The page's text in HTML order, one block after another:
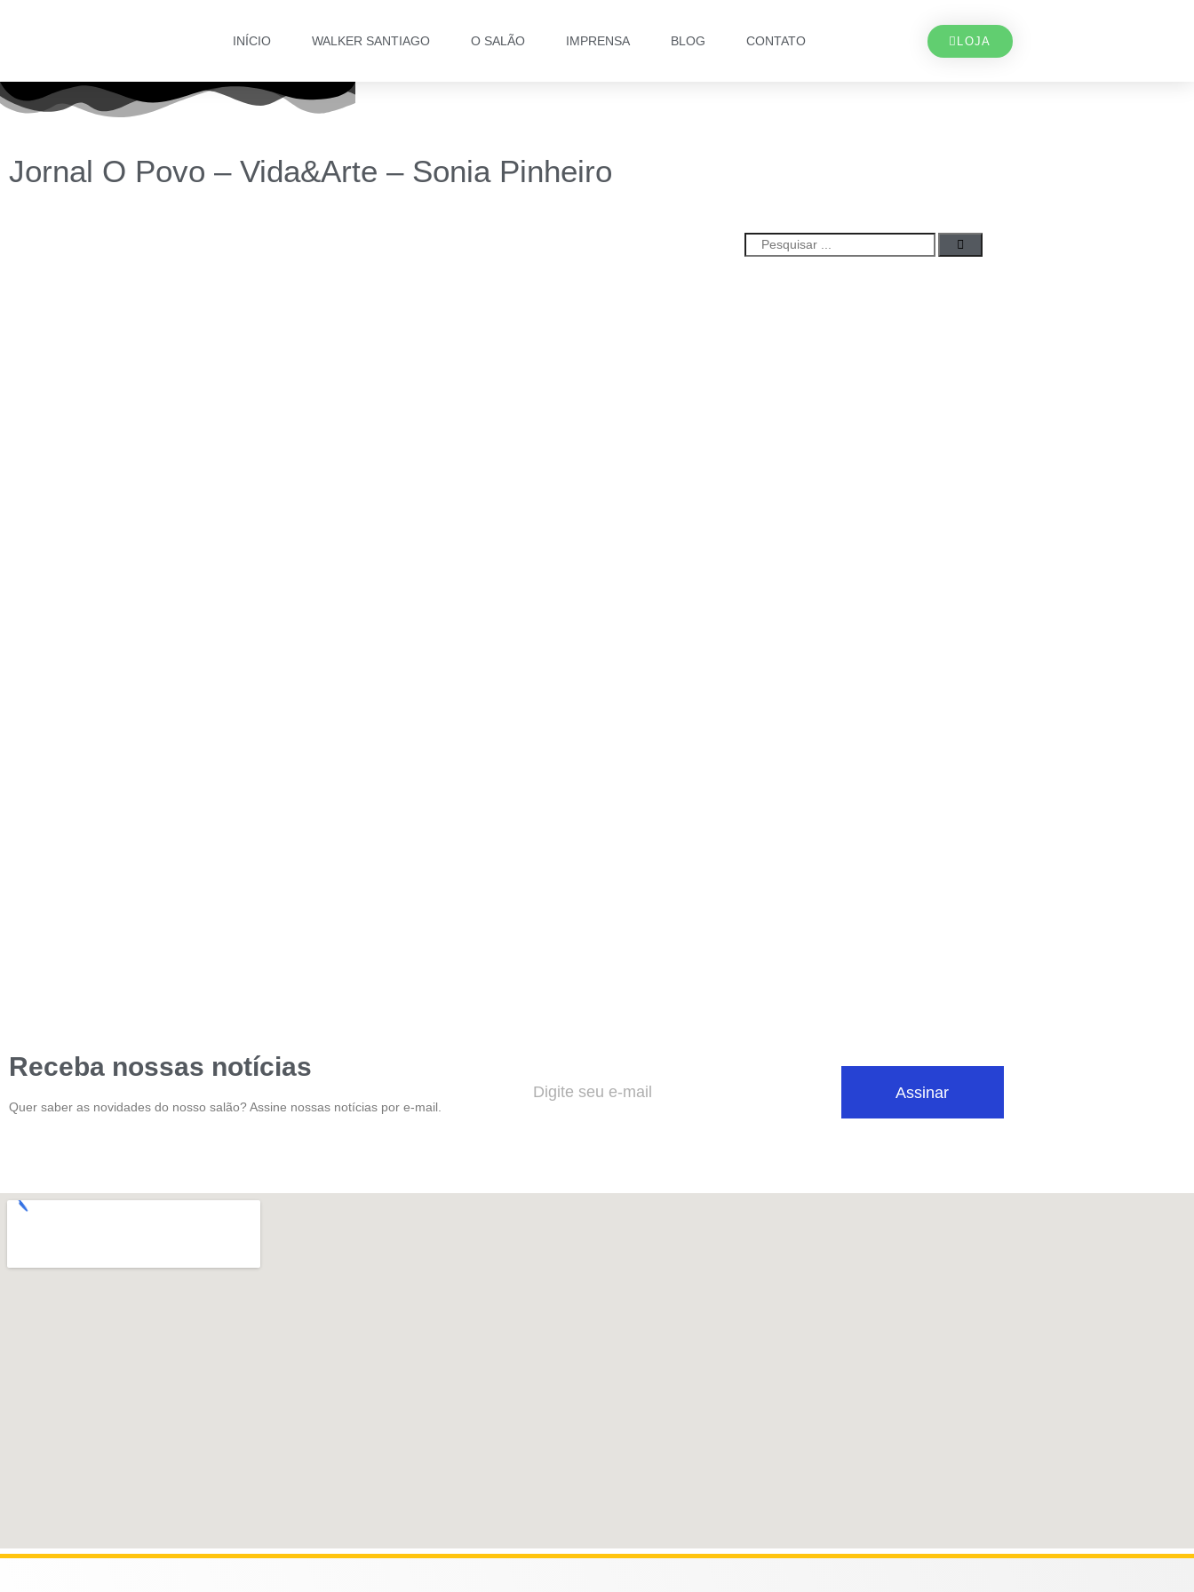
INÍCIO WALKER SANTIAGO O SALÃO IMPRENSA BLOG CONTATO LOJA
Jornal O Povo – Vida&Arte – Sonia Pinheiro
Receba nossas notícias
Quer saber as novidades do nosso salão? Assine nossas notícias por e-mail.
Assinar